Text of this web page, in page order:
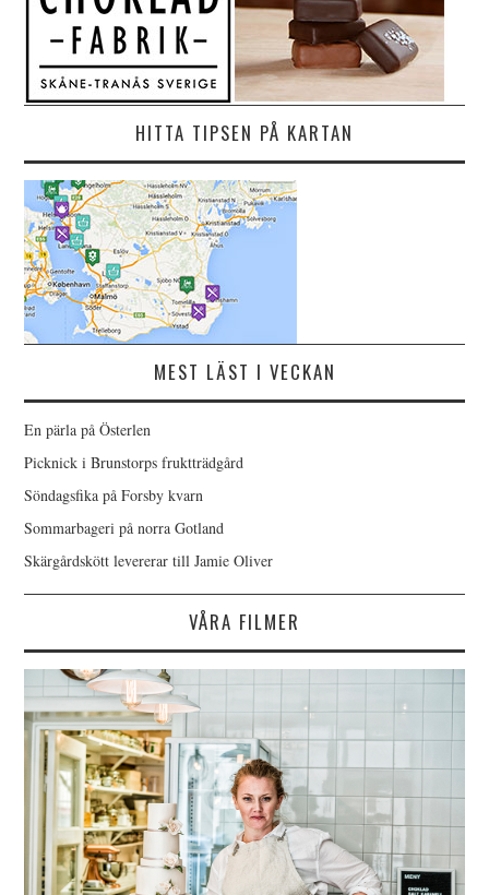
HITTA TIPSEN PÅ KARTAN
MEST LÄST I VECKAN
En pärla på Österlen
Picknick i Brunstorps fruktträdgård
Söndagsfika på Forsby kvarn
Sommarbageri på norra Gotland
Skärgårdskött levererar till Jamie Oliver
VÅRA FILMER